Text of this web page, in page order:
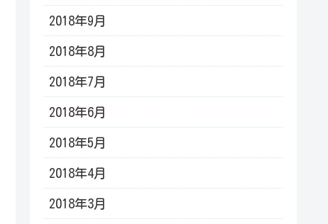
2018年9月
2018年8月
2018年7月
2018年6月
2018年5月
2018年4月
2018年3月